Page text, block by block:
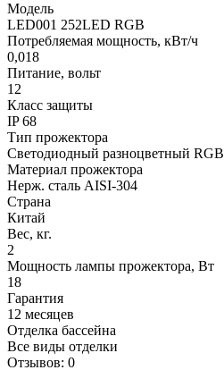
Модель
LED001 252LED RGB
Потребляемая мощность, кВт/ч
0,018
Питание, вольт
12
Класс защиты
IP 68
Тип прожектора
Светодиодный разноцветный RGB
Материал прожектора
Нерж. сталь AISI-304
Страна
Китай
Вес, кг.
2
Мощность лампы прожектора, Вт
18
Гарантия
12 месяцев
Отделка бассейна
Все виды отделки
Отзывов: 0